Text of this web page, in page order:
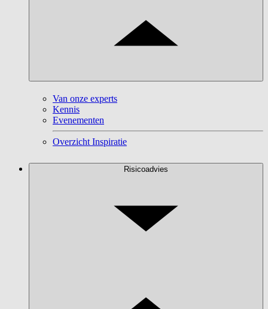
Van onze experts
Kennis
Evenementen
Overzicht Inspiratie
Risicoadvies